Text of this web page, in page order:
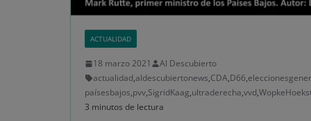
ACTUALIDAD
18 marzo 2021
Al Descubierto
actualidad,aldescubiertonews,CDA,D66,
paísesbajos,pvv,SigridKaag,ultraderecha,vvd,
3 minutos de lectura